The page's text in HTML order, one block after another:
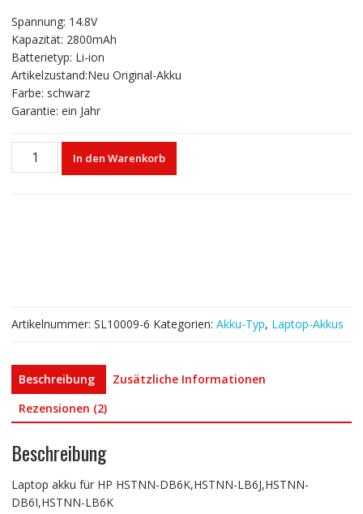
war:
€53,27
ist:
€32,33.
Spannung: 14.8V
Kapazität: 2800mAh
Batterietyp: Li-ion
Artikelzustand:Neu Original-Akku
Farbe: schwarz
Garantie: ein Jahr
Laptop
Menge
In den Warenkorb
Artikelnummer: SL10009-6 Kategorien: Akku-Typ, Laptop-Akkus
Beschreibung
Zusätzliche Informationen
Rezensionen (2)
Beschreibung
Laptop akku für HP HSTNN-DB6K,HSTNN-LB6J,HSTNN-
DB6I,HSTNN-LB6K